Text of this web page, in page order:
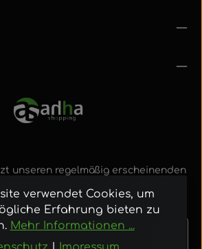
unseren regelmäßig erscheinenden
informiert zu werden.
E-Mail-Adresse*
verwendet Cookies, um
Erfahrung bieten zu
Mehr Informationen ...